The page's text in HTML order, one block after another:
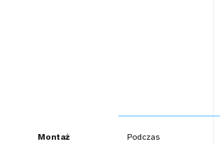
Montaż
Podczas